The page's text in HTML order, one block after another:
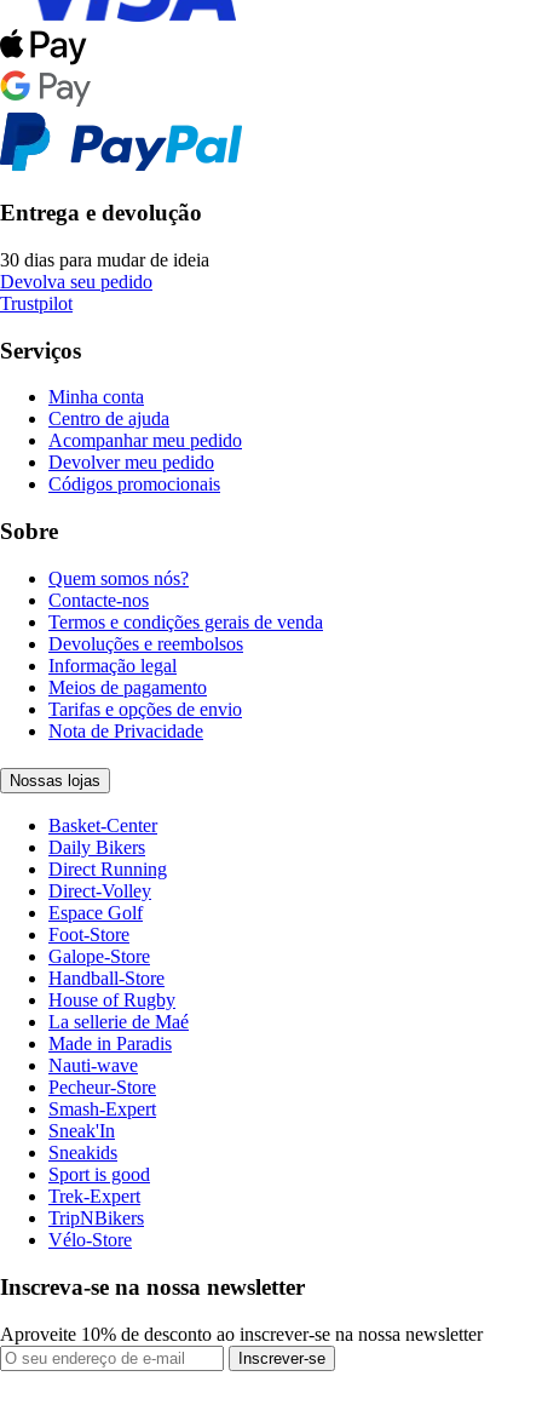
Entrega e devolução
30 dias para mudar de ideia
Devolva seu pedido
Trustpilot
Serviços
Minha conta
Centro de ajuda
Acompanhar meu pedido
Devolver meu pedido
Códigos promocionais
Sobre
Quem somos nós?
Contacte-nos
Termos e condições gerais de venda
Devoluções e reembolsos
Informação legal
Meios de pagamento
Tarifas e opções de envio
Nota de Privacidade
Nossas lojas
Basket-Center
Daily Bikers
Direct Running
Direct-Volley
Espace Golf
Foot-Store
Galope-Store
Handball-Store
House of Rugby
La sellerie de Maé
Made in Paradis
Nauti-wave
Pecheur-Store
Smash-Expert
Sneak'In
Sneakids
Sport is good
Trek-Expert
TripNBikers
Vélo-Store
Inscreva-se na nossa newsletter
Aproveite 10% de desconto ao inscrever-se na nossa newsletter
Inscrever-se